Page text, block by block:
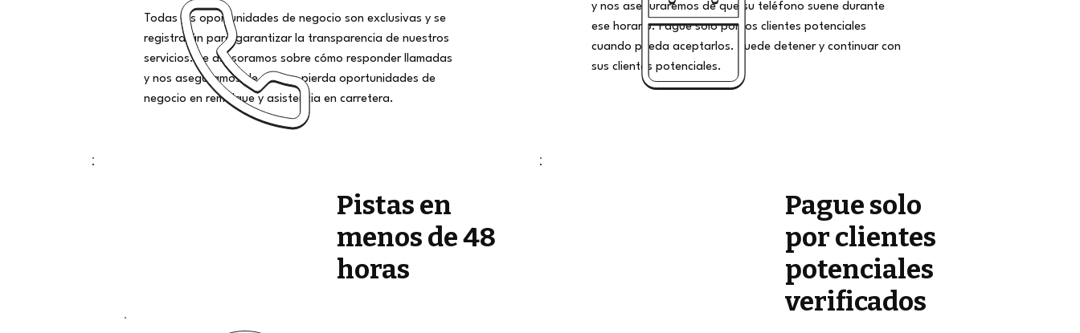
Todas las oportunidades de negocio son exclusivas y se
registrarán para garantizar la transparencia de nuestros
servicios. Le asesoramos sobre cómo responder llamadas
y nos aseguramos de que no pierda oportunidades de
negocio en remolque y asistencia en carretera.
y nos aseguraremos de que su teléfono suene durante
ese horario. Pague solo por los clientes potenciales
cuando pueda aceptarlos. Puede detener y continuar con
sus clientes potenciales.
Pistas en
menos de 48
horas
Pague solo
por clientes
potenciales
verificados